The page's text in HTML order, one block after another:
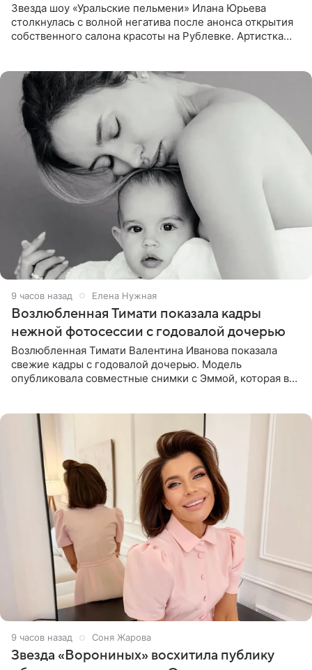
Звезда шоу «Уральские пельмени» Илана Юрьева
столкнулась с волной негатива после анонса открытия
собственного салона красоты на Рублевке. Артистка
9 часов назад Елена Нужная
Возлюбленная Тимати показала кадры
нежной фотосессии с годовалой дочерью
Возлюбленная Тимати Валентина Иванова показала
свежие кадры с годовалой дочерью. Модель
опубликовала совместные снимки с Эммой, которая в
9 часов назад Соня Жарова
Звезда «Ворониных» восхитила публику